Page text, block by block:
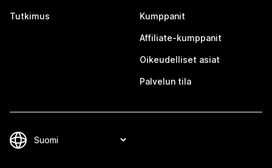
Tutkimus Kumppanit
Affiliate-kumppanit
Oikeudelliset asiat
Palvelun tila